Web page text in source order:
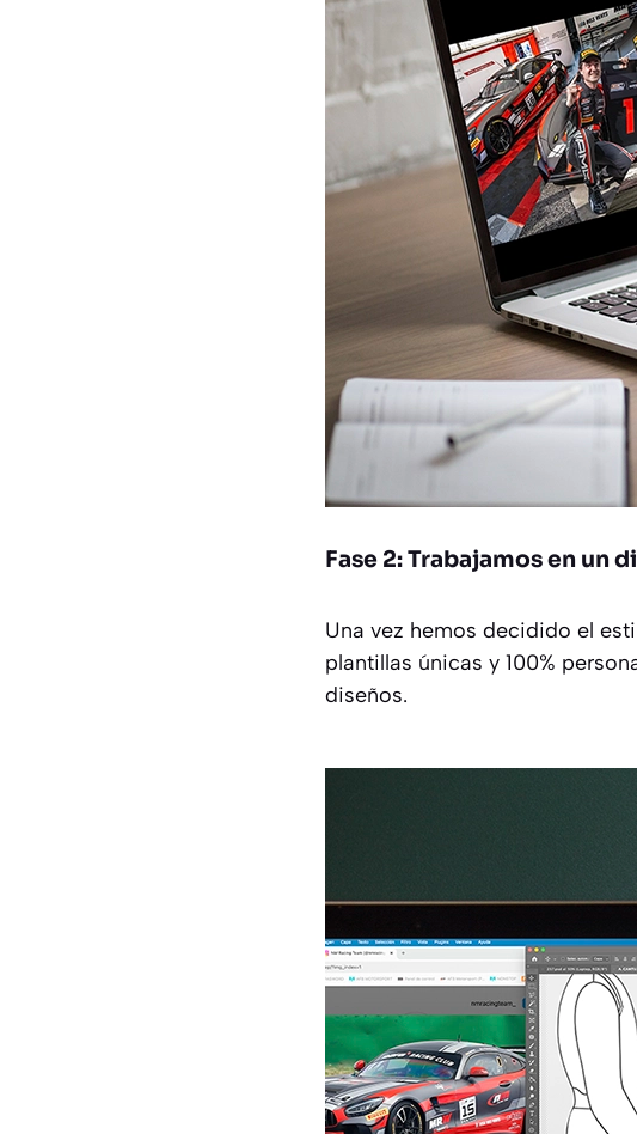
Fase 2: Trabajamos en un
Una vez hemos decidido el
plantillas únicas y 100%
diseños.